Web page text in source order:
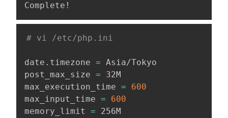
Complete!
# vi /etc/php.ini
date.timezone = Asia/Tokyo
post_max_size = 32M
max_execution_time =
600
max_input_time =
600
memory_limit = 256M